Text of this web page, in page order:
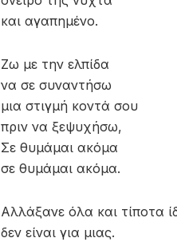
και αγαπημένο.
Ζω με την ελπίδα
να σε συναντήσω
μια στιγμή κοντά σου
πριν να ξεψυχήσω,
Σε θυμάμαι ακόμα
σε θυμάμαι ακόμα.
Αλλάξανε όλα και τίποτα
δεν είναι για μιας.